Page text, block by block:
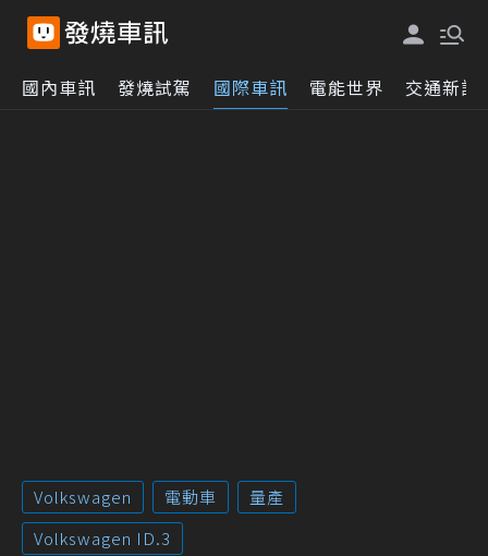
國內車訊 發燒試駕 國際車訊 電能世界 交通新訊
Volkswagen 電動車
量產
Volkswagen ID.3